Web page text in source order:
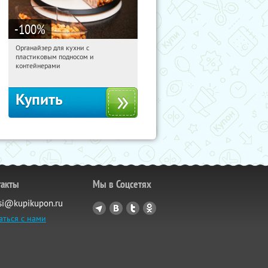
-100%
21:33:21 Получили:
Россия
Органайзер для кухни с
пластиковым подносом и
контейнерами
Купить
с нами
Мы в Соцсетях